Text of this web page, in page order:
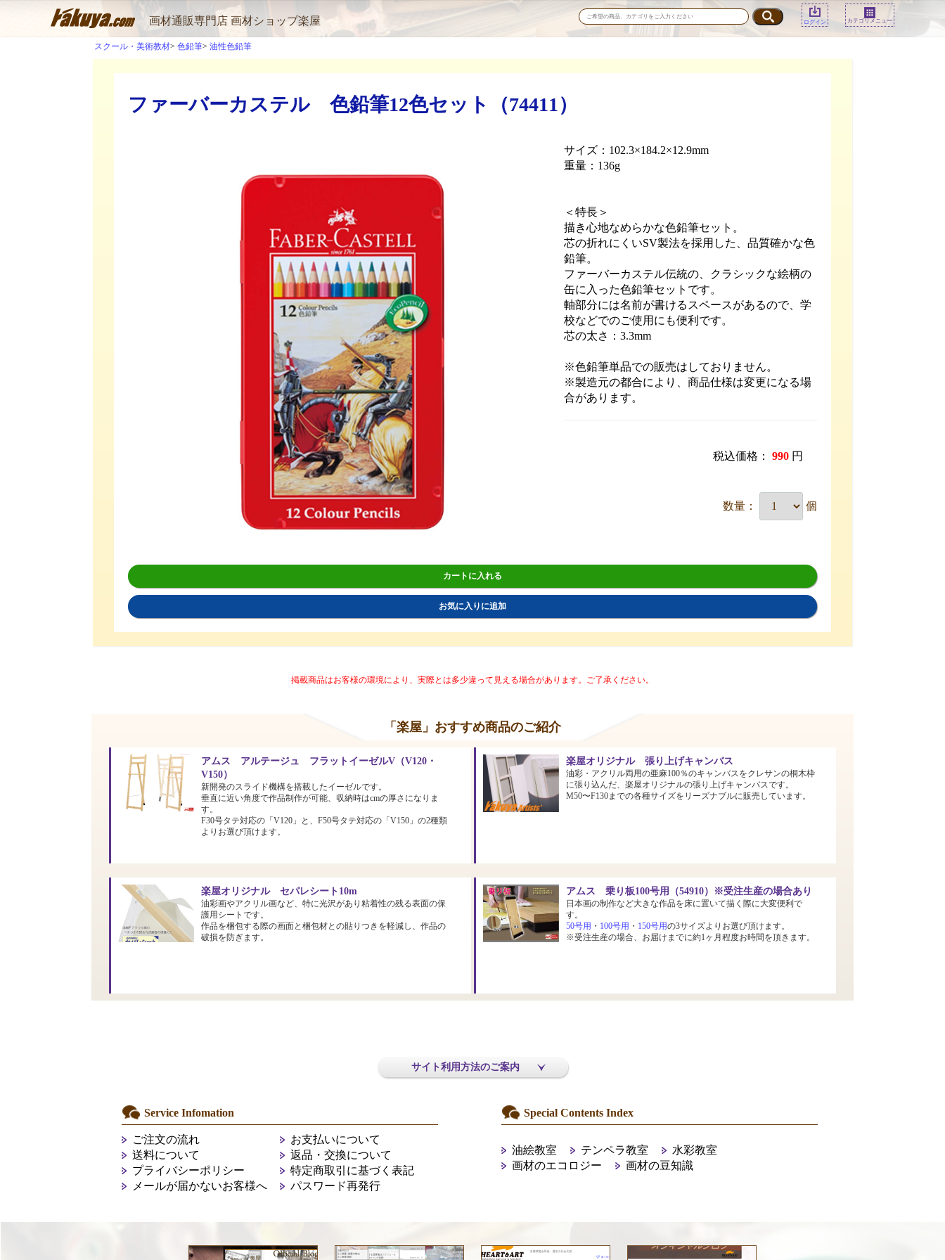
画材通販専門店 画材ショップ楽屋 ログイン カテゴリメニュー
スクール・美術教材 色鉛筆 油性色鉛筆
ファーバーカステル 色鉛筆12色セット（74411）
サイズ：102.3×184.2×12.9mm
重量：136g
＜特長＞
描き心地なめらかな色鉛筆セット。
芯の折れにくいSV製法を採用した、品質確かな色
鉛筆。
ファーバーカステル伝統の、クラシックな絵柄の
缶に入った色鉛筆セットです。
軸部分には名前が書けるスペースがあるので、学
校などでのご使用にも便利です。
芯の太さ：3.3mm
※色鉛筆単品での販売はしておりません。
※製造元の都合により、商品仕様は変更になる場
合があります。
税込価格： 990 円
数量： 個
カートに入れる
お気に入りに追加
掲載商品はお客様の環境により、実際とは多少違って見える場合があります。ご了承ください。
「楽屋」おすすめ商品のご紹介
アムス アルテージュ フラットイーゼルV（V120・
V150）
新開発のスライド機構を搭載したイーゼルです。
垂直に近い角度で作品制作が可能、収納時はcmの厚さになりま
す。
F30号タテ対応の「V120」と、F50号タテ対応の「V150」の2種類
よりお選び頂けます。
楽屋オリジナル 張り上げキャンバス
油彩・アクリル両用の亜麻100％のキャンバスをクレサンの桐木枠
に張り込んだ、楽屋オリジナルの張り上げキャンバスです。
M50〜F130までの各種サイズをリーズナブルに販売しています。
楽屋オリジナル セパレシート10m
油彩画やアクリル画など、特に光沢があり粘着性の残る表面の保
護用シートです。
作品を梱包する際の画面と梱包材との貼りつきを軽減し、作品の
破損を防ぎます。
アムス 乗り板100号用（54910）※受注生産の場合あり
日本画の制作など大きな作品を床に置いて描く際に大変便利で
す。
50号用 ・ 100号用 ・ 150号用の3サイズよりお選び頂けます。
※受注生産の場合、お届けまでに約1ヶ月程度お時間を頂きます。
サイト利用方法のご案内
Service Infomation
ご注文の流れ
お支払いについて
送料について
返品・交換について
プライバシーポリシー
特定商取引に基づく表記
メールが届かないお客様へ
パスワード再発行
Special Contents Index
油絵教室 テンペラ教室
水彩教室
画材のエコロジー
画材の豆知識